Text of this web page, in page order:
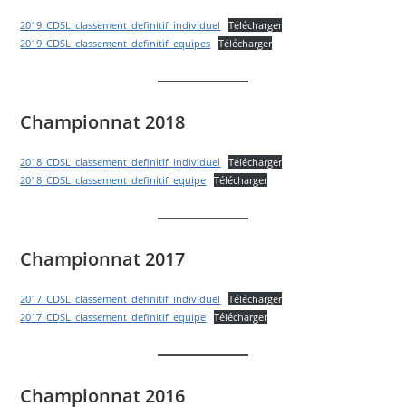
2019_CDSL_classement_definitif_individuel
Télécharger
2019_CDSL_classement_definitif_equipes Télécharger
Championnat 2018
2018_CDSL_classement_definitif_individuel
Télécharger
2018_CDSL_classement_definitif_equipe Télécharger
Championnat 2017
2017_CDSL_classement_definitif_individuel
Télécharger
2017_CDSL_classement_definitif_equipe Télécharger
Championnat 2016